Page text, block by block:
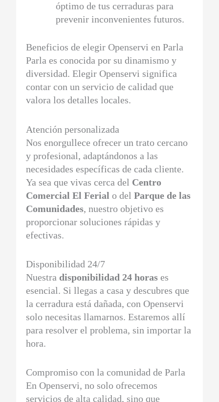
óptimo de tus cerraduras para
prevenir inconvenientes futuros.
Beneficios de elegir Openservi en Parla
Parla es conocida por su dinamismo y
diversidad. Elegir Openservi significa
contar con un servicio de calidad que
valora los detalles locales.
Atención personalizada
Nos enorgullece ofrecer un trato cercano
y profesional, adaptándonos a las
necesidades específicas de cada cliente.
Ya sea que vivas cerca del Centro
Comercial El Ferial o delParque de las
Comunidades, nuestro objetivo es
proporcionar soluciones rápidas y
efectivas.
Disponibilidad 24/7
Nuestra disponibilidad 24 horas es
esencial. Si llegas a casa y descubres que
la cerradura está dañada, con Openservi
solo necesitas llamarnos. Estaremos allí
para resolver el problema, sin importar la
hora.
Compromiso con la comunidad de Parla
En Openservi, no solo ofrecemos
servicios de alta calidad, sino que